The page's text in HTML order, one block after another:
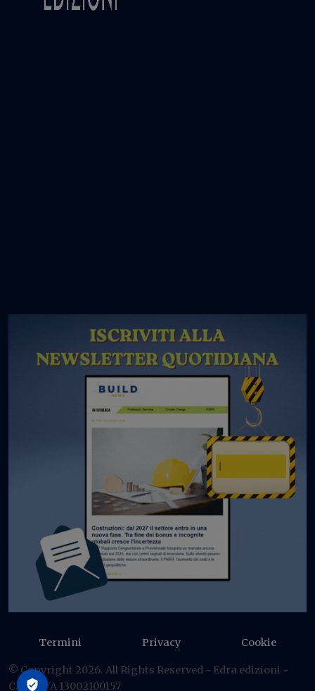
Termini Privacy Cookie
© Copyright 2026. All Rights Reserved - Edra edizioni -
C.F./P IVA 13002100157